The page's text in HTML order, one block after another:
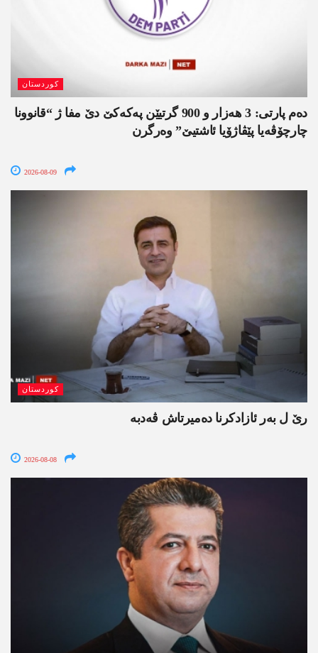
کوردستان
دەم پارتی: 3 ھەزار و 900 گرتیێن پەکەکێ دێ مفا ژ “قانوونا
چارچۆڤەیا پێڤاژۆیا ئاشتیێ” وەرگرن
2026-08-09
کوردستان
رێ ل بەر ئازادکرنا دەمیرتاش ڤەدبە
2026-08-08